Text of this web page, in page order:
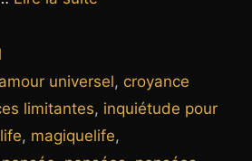
amour universel, croyance
limitantes, inquiétude pour
, magiquelife,